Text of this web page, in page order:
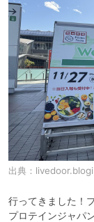
出典：
行ってきました！
プロテインジャパ